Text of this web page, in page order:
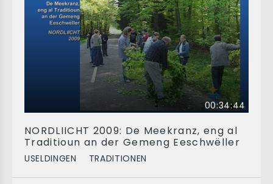
00:34:44
NORDLIICHT 2009: De Meekranz, eng al
Traditioun an der Gemeng Eeschwëller
USELDINGEN TRADITIONEN